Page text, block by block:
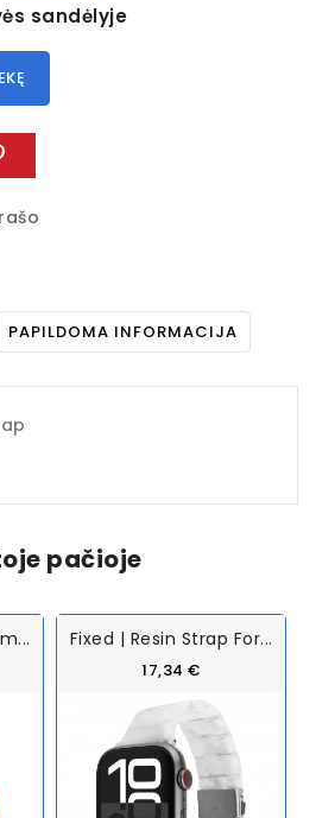
sandėlyje
PAPILDOMA INFORMACIJA
pačioje
Fixed | Resin Strap For...
17,34 €